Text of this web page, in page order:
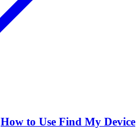
How to Use Find My Device